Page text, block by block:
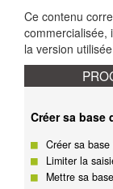
Ce contenu
commercialisée,
la version utilisée
Créer sa base
Créer sa
Limiter la
Mettre sa